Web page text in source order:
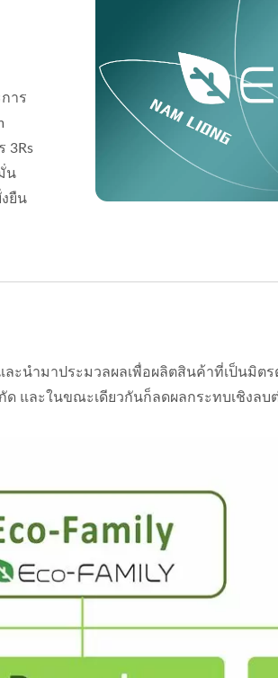
าร
3Rs
น
ยืน
ละนำมาประมวลผลเพื่อผลิตสินค้าที่เป็นมิ
และในขณะเดียวกันก็ลดผลกระทบเชิงลบ